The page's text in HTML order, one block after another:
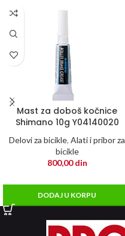
Mast za doboš kočnice
Shimano 10g Y04140020
Delovi za bicikle, Alati i pribor za
bicikle
800,00din
DODAJ U KORPU